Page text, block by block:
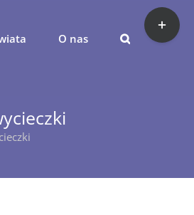
O nas
Toggle
Sliding
Bar